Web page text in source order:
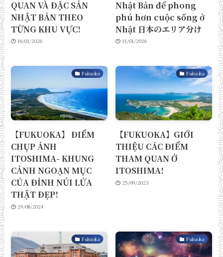
QUAN VÀ ĐẶC SẢN
NHẬT BẢN THEO
TỪNG KHU VỰC!
16/01/2026
Nhật Bản để phong
phú hơn cuộc sống ở
Nhật 日本のエリア分け
11/01/2026
Fukuoka
【FUKUOKA】 ĐIỂM
CHỤP ẢNH
ITOSHIMA- KHUNG
CẢNH NGOẠN MỤC
CỦA ĐỈNH NÚI LỬA
THẬT ĐẸP!
29/08/2024
Fukuoka
【FUKUOKA】GIỚI
THIỆU CÁC ĐIỂM
THAM QUAN Ở
ITOSHIMA!
25/09/2023
Fukuoka Fukuoka